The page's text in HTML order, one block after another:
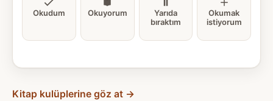
Okudum Okuyorum
Yarıda
bıraktım
Okumak
istiyorum
Kitap kulüplerine göz at →